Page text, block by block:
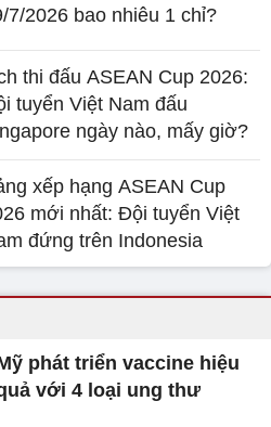
7/2026 bao nhiêu 1 chỉ?
thi đấu ASEAN Cup 2026:
tuyển Việt Nam đấu
ngày nào, mấy giờ?
xếp hạng ASEAN Cup
mới nhất: Đội tuyển Việt
đứng trên Indonesia
phát triển vaccine hiệu
với 4 loại ung thư